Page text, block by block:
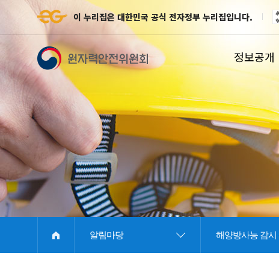
이 누리집은 대한민국 공식 전자정부 누리집입니다.
정보공개
알림마당 해양방사능 감시